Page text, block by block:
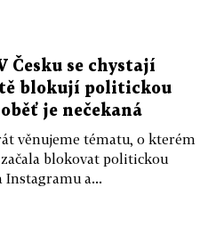
Česku se chystají
blokují politickou
je nečekaná
věnujeme tématu, o kterém
blokovat politickou
Instagramu a...